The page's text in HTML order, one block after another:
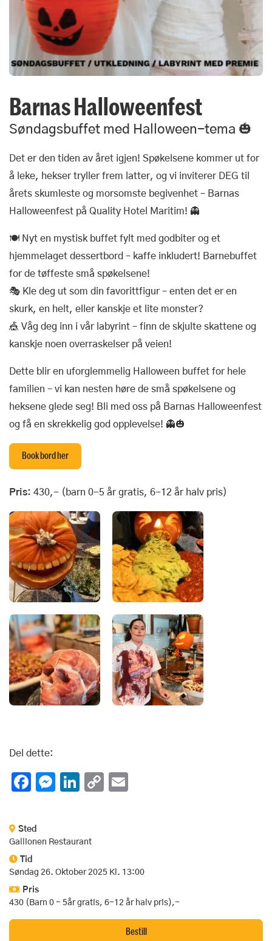
Barnas Halloweenfest
Søndagsbuffet med Halloween-tema 🎃
Det er den tiden av året igjen! Spøkelsene kommer ut for
å leke, hekser tryller frem latter, og vi inviterer DEG til
årets skumleste og morsomste begivenhet – Barnas
Halloweenfest på Quality Hotel Maritim! 👻
🍽️ Nyt en mystisk buffet fylt med godbiter og et
hjemmelaget dessertbord – kaffe inkludert! Barnebuffet
for de tøffeste små spøkelsene!
🎭 Kle deg ut som din favorittfigur – enten det er en
skurk, en helt, eller kanskje et lite monster?
🎪 Våg deg inn i vår labyrint – finn de skjulte skattene og
kanskje noen overraskelser på veien!
Dette blir en uforglemmelig Halloween buffet for hele
familien – vi kan nesten høre de små spøkelsene og
heksene glede seg! Bli med oss på Barnas Halloweenfest
og få en skrekkelig god opplevelse! 👻🎃
Book bord her
Pris: 430,- (barn 0-5 år gratis, 6-12 år halv pris)
Del dette:
Facebook
Messenger
LinkedIn
Copy
Sted
Gallionen Restaurant
Tid
Søndag 26. Oktober 2025 Kl. 13:00
Pris
430 (Barn 0 - 5år gratis, 6-12 år halv pris),-
Bestill